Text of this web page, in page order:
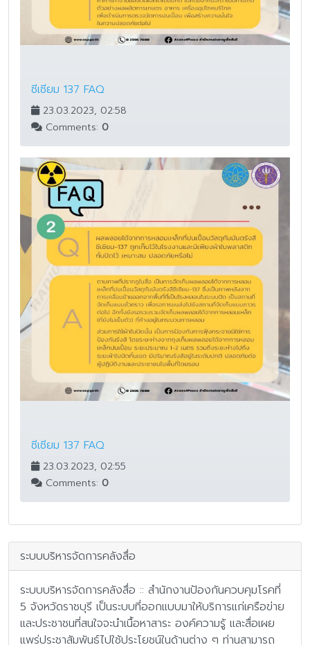
ซีเซียม 137 FAQ
23.03.2023, 02:58
Comments: 0
ซีเซียม 137 FAQ
23.03.2023, 02:55
Comments: 0
ระบบบริหารจัดการคลังสื่อ
ระบบบริหารจัดการคลังสื่อ :: สำนักงานป้องกันควบคุมโรคที่
5 จังหวัดราชบุรี เป็นระบบที่ออกแบบมาให้บริการแก่เครือข่าย
และประชาชนที่สนใจจะนำเนื้อหาสาระ องค์ความรู้ และสื่อเผย
แพร่ประชาสัมพันธ์ไปใช้ประโยชน์ในด้านต่าง ๆ ท่านสามารถ